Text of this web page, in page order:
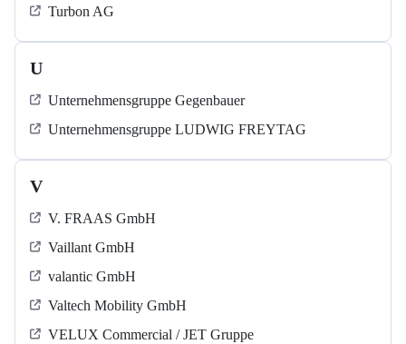
Turbon AG
U
Unternehmensgruppe Gegenbauer
Unternehmensgruppe LUDWIG FREYTAG
V
V. FRAAS GmbH
Vaillant GmbH
valantic GmbH
Valtech Mobility GmbH
VELUX Commercial / JET Gruppe